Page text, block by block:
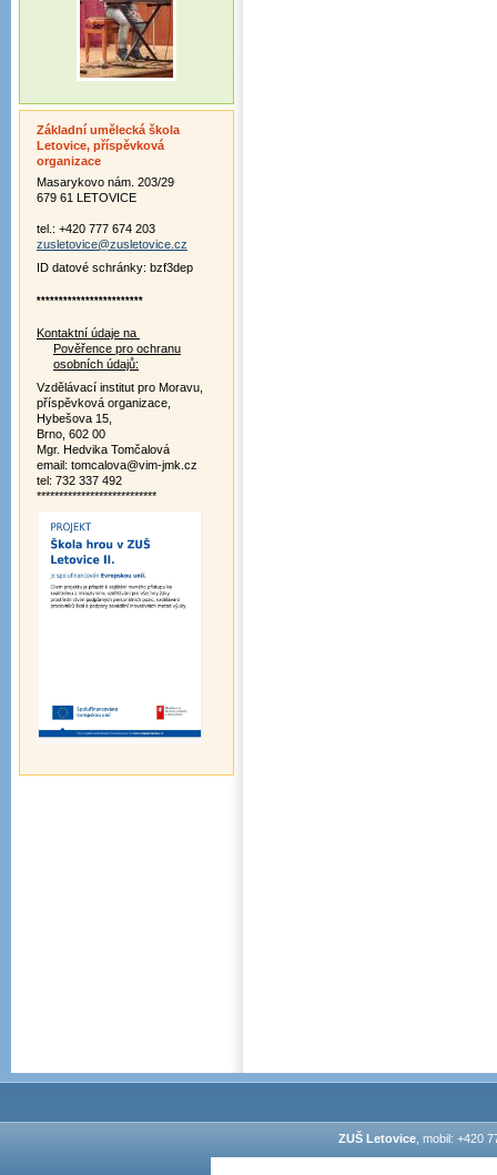
Základní umělecká škola
Letovice, příspěvková
organizace
Masarykovo nám. 203/29
679 61 LETOVICE
tel.: +420 777 674 203
zusletovice@zusletovice.cz
ID datové schránky: bzf3dep
************************
Kontaktní údaje na
Pověřence pro ochranu
osobních údajů:
Vzdělávací institut pro Moravu,
příspěvková organizace,
Hybešova 15,
Brno, 602 00
Mgr. Hedvika Tomčalová
email: tomcalova@vim-jmk.cz
tel: 732 337 492
***************************
ZUŠ Letovice, mobil: +420